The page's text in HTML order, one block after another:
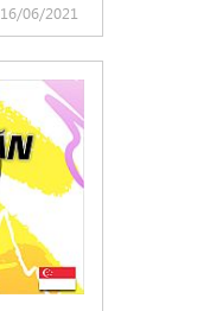
16/06/2021